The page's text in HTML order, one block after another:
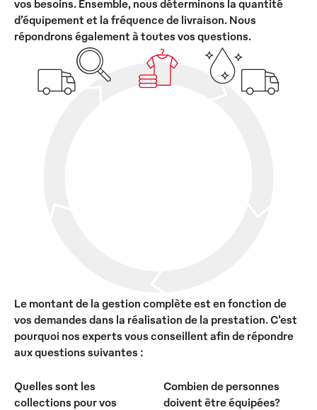
vos besoins. Ensemble, nous déterminons la quantité
d’équipement et la fréquence de livraison. Nous
répondrons également à toutes vos questions.
Le montant de la gestion complète est en fonction de
vos demandes dans la réalisation de la prestation. C'est
pourquoi nos experts vous conseillent afin de répondre
aux questions suivantes :
Quelles sont les
collections pour vos
Combien de personnes
doivent être équipées?